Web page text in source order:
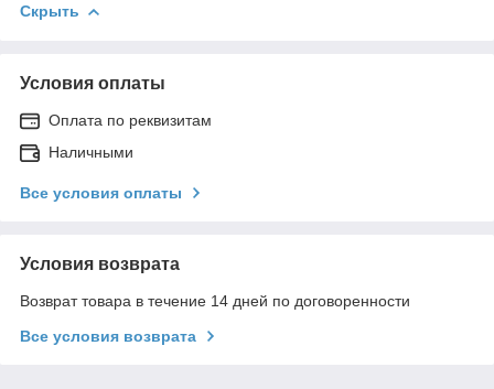
Скрыть
Условия оплаты
Оплата по реквизитам
Наличными
Все условия оплаты
Условия возврата
Возврат товара в течение 14 дней по договоренности
Все условия возврата